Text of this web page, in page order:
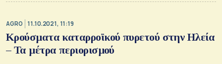
AGRO 11.10.2021, 11:19
Κρούσματα καταρροϊκού πυρετού στην Ηλεία
– Τα μέτρα περιορισμού